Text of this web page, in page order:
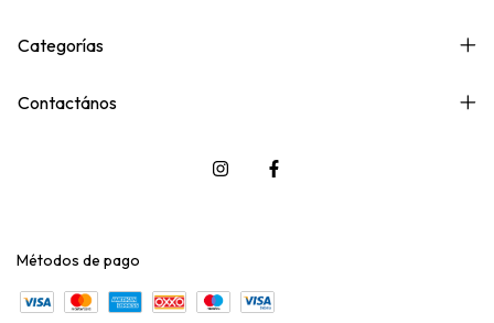
Categorías
Contactános
Métodos de pago